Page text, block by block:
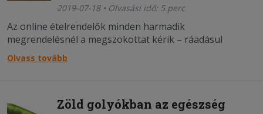
2019-07-18 • Olvasási idő: 5 perc
Az online ételrendelők minden harmadik
megrendelésnél a megszokottat kérik – ráadásul
minden második esetben ugyanattól az étteremtől.
Olvass tovább
Zöld golyókban az egészség